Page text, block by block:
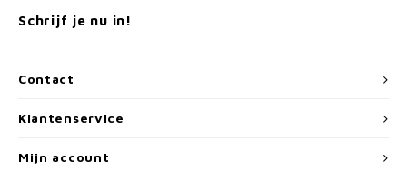
Contact
Schrijf je nu in!
Klantenservice
Mijn account